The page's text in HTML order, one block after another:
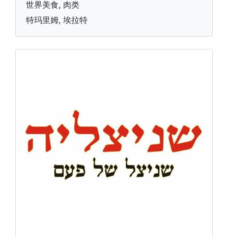
世界美食, 肉类
特玛里姆, 埃拉特